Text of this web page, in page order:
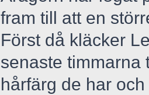
fram till att en
Först då kläcker
senaste timmarna
hårfärg de har